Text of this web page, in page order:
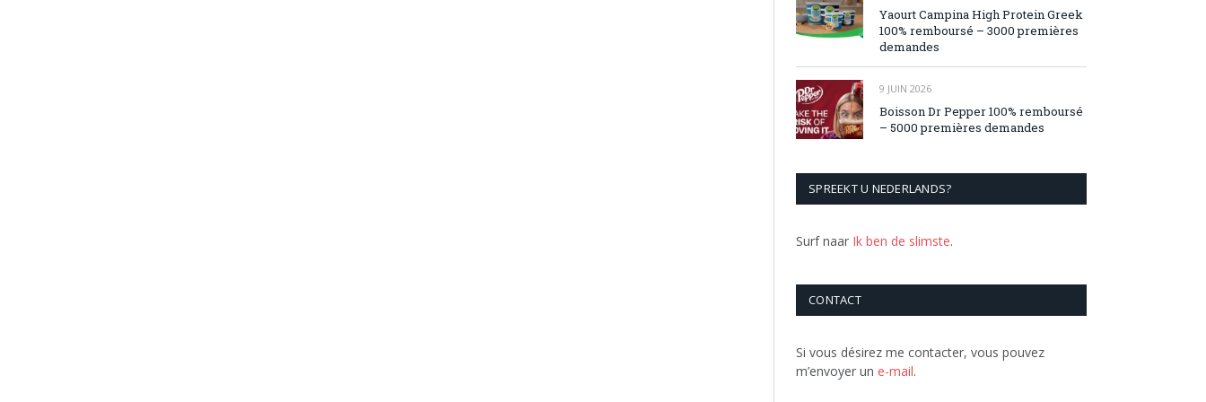
Yaourt Campina High Protein Greek
100% remboursé – 3000 premières
demandes
9 JUIN 2026
Boisson Dr Pepper 100% remboursé
– 5000 premières demandes
SPREEKT U NEDERLANDS?
Surf naar Ik ben de slimste.
CONTACT
Si vous désirez me contacter, vous pouvez
m’envoyer un e-mail.